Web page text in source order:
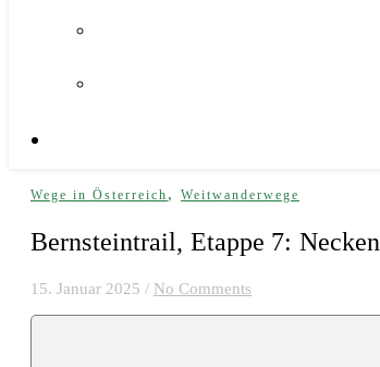
Wege in Österreich , Weitwanderwege
Bernsteintrail, Etappe 7:
15. Januar 2025 / No Comments